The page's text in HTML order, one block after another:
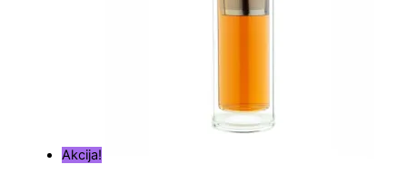
Akcija!